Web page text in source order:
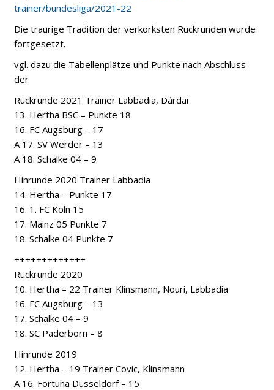
trainer/bundesliga/2021-22
Die traurige Tradition der verkorksten Rückrunden wurde
fortgesetzt.
vgl. dazu die Tabellenplätze und Punkte nach Abschluss
der
Rückrunde 2021 Trainer Labbadia, Dárdai
13. Hertha BSC – Punkte 18
16. FC Augsburg – 17
A 17. SV Werder – 13
A 18. Schalke 04 – 9
Hinrunde 2020 Trainer Labbadia
14. Hertha – Punkte 17
16. 1. FC Köln 15
17. Mainz 05 Punkte 7
18. Schalke 04 Punkte 7
+++++++++++++
Rückrunde 2020
10. Hertha – 22 Trainer Klinsmann, Nouri, Labbadia
16. FC Augsburg – 13
17. Schalke 04 – 9
18. SC Paderborn – 8
Hinrunde 2019
12. Hertha – 19 Trainer Covic, Klinsmann
A 16. Fortuna Düsseldorf – 15